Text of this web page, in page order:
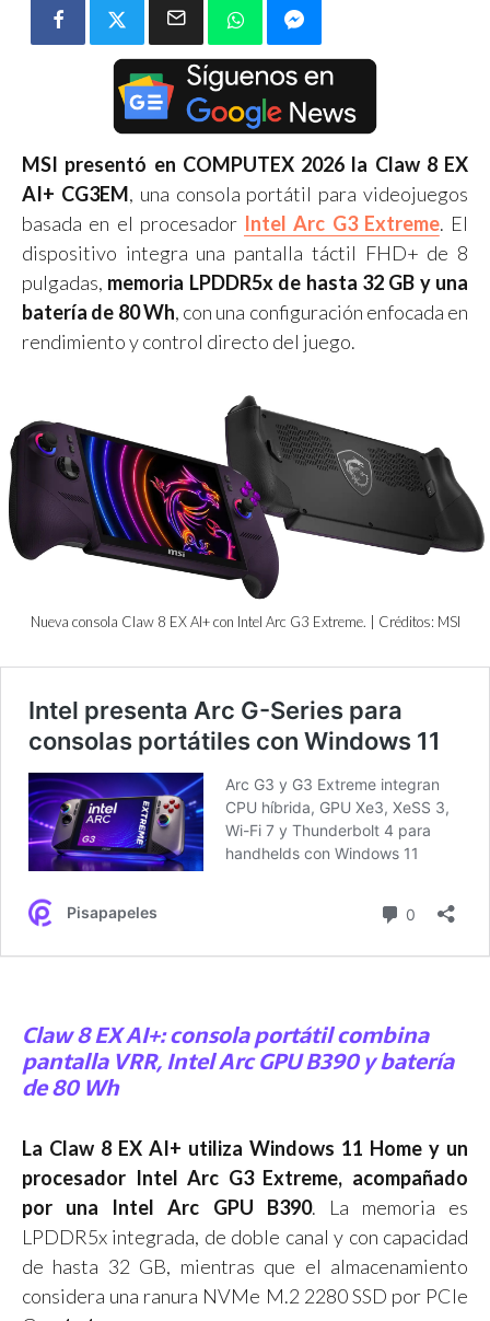
MSI presentó en COMPUTEX 2026 la Claw 8 EX
AI+ CG3EM, una consola portátil para videojuegos
basada en el procesador Intel Arc G3 Extreme. El
dispositivo integra una pantalla táctil FHD+ de 8
pulgadas, memoria LPDDR5x de hasta 32 GB y una
batería de 80 Wh, con una configuración enfocada en
rendimiento y control directo del juego.
Nueva consola Claw 8 EX AI+ con Intel Arc G3 Extreme. | Créditos: MSI
Claw 8 EX AI+: consola portátil combina
pantalla VRR, Intel Arc GPU B390 y batería
de 80 Wh
La Claw 8 EX AI+ utiliza Windows 11 Home y un
procesador Intel Arc G3 Extreme, acompañado
por una Intel Arc GPU B390. La memoria es
LPDDR5x integrada, de doble canal y con capacidad
de hasta 32 GB, mientras que el almacenamiento
considera una ranura NVMe M.2 2280 SSD por PCIe